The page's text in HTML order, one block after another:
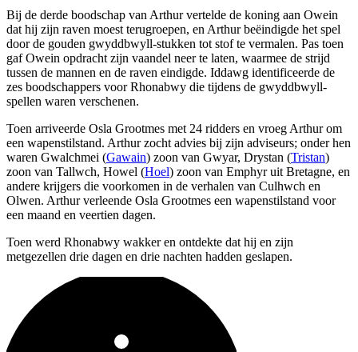
Bij de derde boodschap van Arthur vertelde de koning aan Owein
dat hij zijn raven moest terugroepen, en Arthur beëindigde het spel
door de gouden gwyddbwyll-stukken tot stof te vermalen. Pas toen
gaf Owein opdracht zijn vaandel neer te laten, waarmee de strijd
tussen de mannen en de raven eindigde. Iddawg identificeerde de
zes boodschappers voor Rhonabwy die tijdens de gwyddbwyll-
spellen waren verschenen.
Toen arriveerde Osla Grootmes met 24 ridders en vroeg Arthur om
een wapenstilstand. Arthur zocht advies bij zijn adviseurs; onder hen
waren Gwalchmei (Gawain) zoon van Gwyar, Drystan (Tristan)
zoon van Tallwch, Howel (Hoel) zoon van Emphyr uit Bretagne, en
andere krijgers die voorkomen in de verhalen van Culhwch en
Olwen. Arthur verleende Osla Grootmes een wapenstilstand voor
een maand en veertien dagen.
Toen werd Rhonabwy wakker en ontdekte dat hij en zijn
metgezellen drie dagen en drie nachten hadden geslapen.